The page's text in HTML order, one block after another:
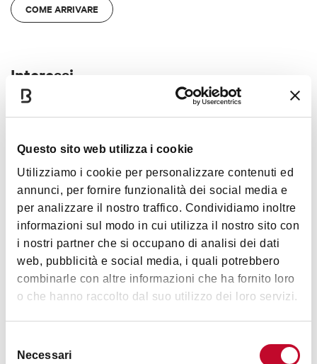
Questo sito web utilizza i cookie
Utilizziamo i cookie per personalizzare contenuti ed
annunci, per fornire funzionalità dei social media e
per analizzare il nostro traffico. Condividiamo inoltre
informazioni sul modo in cui utilizza il nostro sito con
i nostri partner che si occupano di analisi dei dati
web, pubblicità e social media, i quali potrebbero
combinarle con altre informazioni che ha fornito loro
o che hanno raccolto dal suo utilizzo dei loro servizi.
delNecessari
COME ARRIVARE
Interessi
Lifestyle
Orari
Da lunedì a sabato 8:30-13:30, 15:30-19:30; chiuso domenica